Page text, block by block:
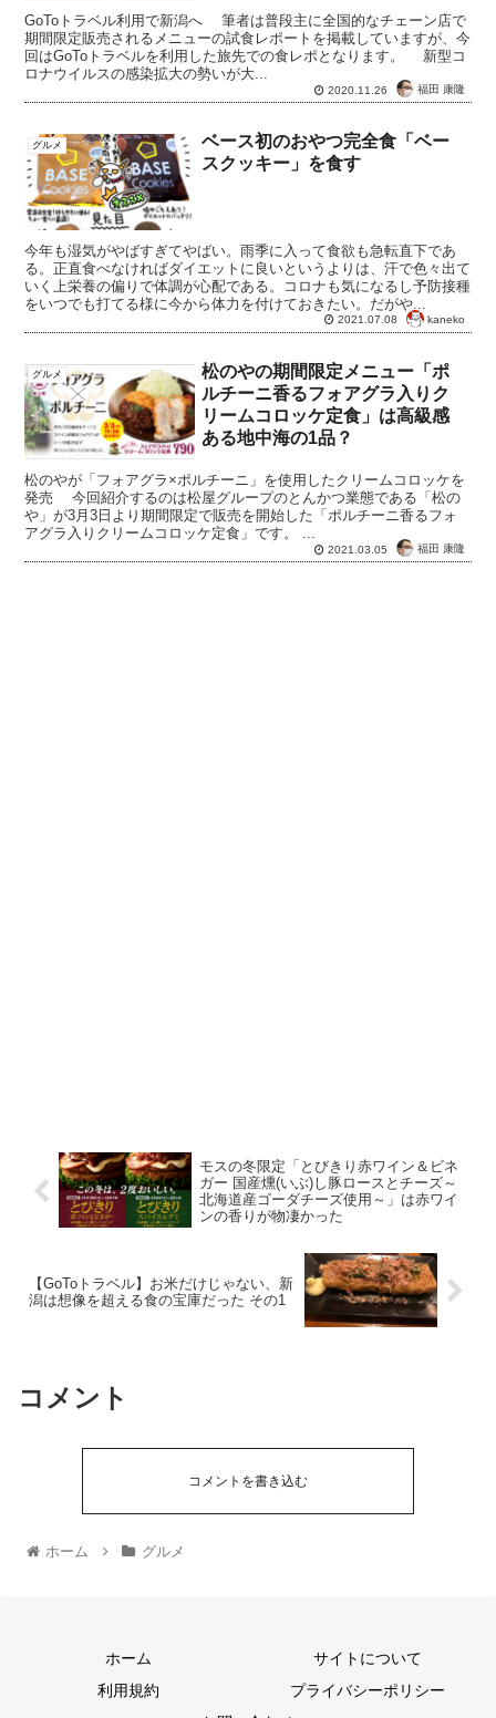
GoToトラベル利用で新潟へ 筆者は普段主に全国的なチェーン店で
期間限定販売されるメニューの試食レポートを掲載していますが、今
回はGoToトラベルを利用した旅先での食レポとなります。 新型コ
ロナウイルスの感染拡大の勢いが大...
2020.11.26 福田 康隆
グルメ
ベース初のおやつ完全食「ベー
スクッキー」を食す
今年も湿気がやばすぎてやばい。雨季に入って食欲も急転直下であ
る。正直食べなければダイエットに良いというよりは、汗で色々出て
いく上栄養の偏りで体調が心配である。コロナも気になるし予防接種
をいつでも打てる様に今から体力を付けておきたい。だがや...
2021.07.08 kaneko
グルメ
松のやの期間限定メニュー「ポ
ルチーニ香るフォアグラ入りク
リームコロッケ定食」は高級感
ある地中海の1品？
松のやが「フォアグラ×ポルチーニ」を使用したクリームコロッケを
発売 今回紹介するのは松屋グループのとんかつ業態である「松の
や」が3月3日より期間限定で販売を開始した「ポルチーニ香るフォ
アグラ入りクリームコロッケ定食」です。 ...
2021.03.05 福田 康隆
モスの冬限定「とびきり赤ワイン＆ビネ
ガー 国産燻(いぶ)し豚ロースとチーズ～
北海道産ゴーダチーズ使用～」は赤ワイ
ンの香りが物凄かった
【GoToトラベル】お米だけじゃない、新
潟は想像を超える食の宝庫だった その1
コメント
コメントを書き込む
ホーム グルメ
ホーム
サイトについて
利用規約
プライバシーポリシー